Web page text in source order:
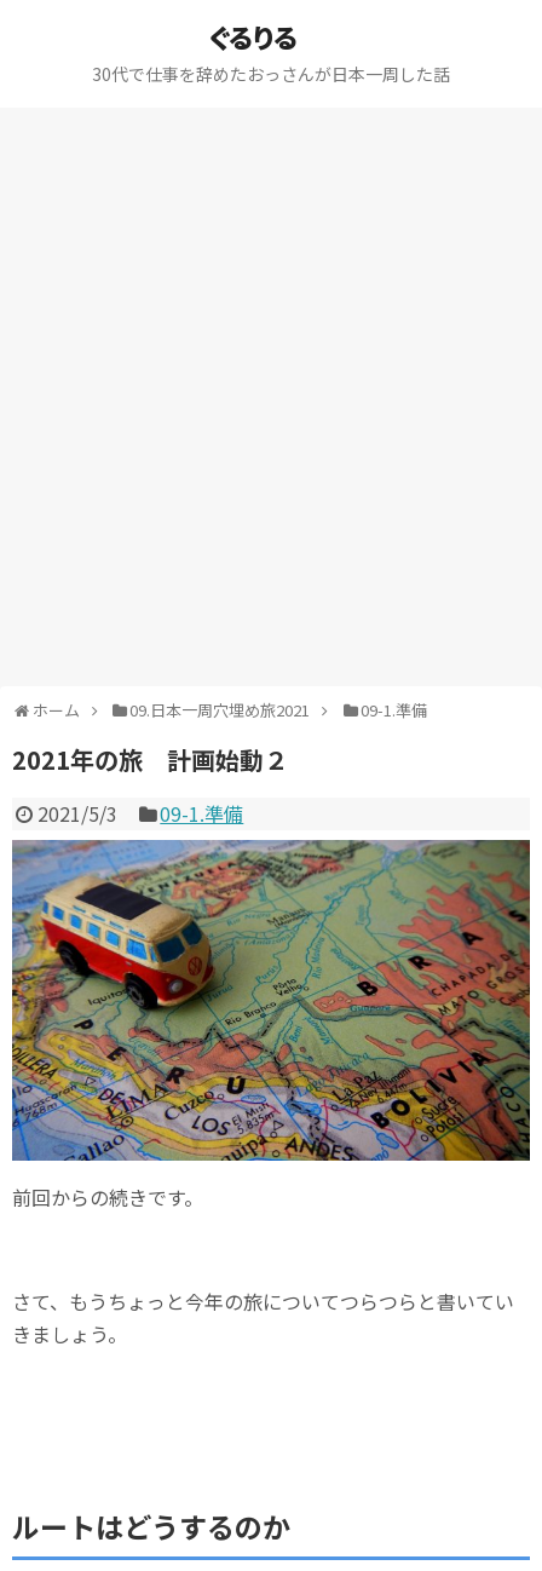
ぐるりる
30代で仕事を辞めたおっさんが日本一周した話
ホーム 09.日本一周穴埋め旅2021 09-1.準備
2021年の旅 計画始動２
2021/5/3 09-1.準備
前回からの続きです。
さて、もうちょっと今年の旅についてつらつらと書いてい
きましょう。
ルートはどうするのか